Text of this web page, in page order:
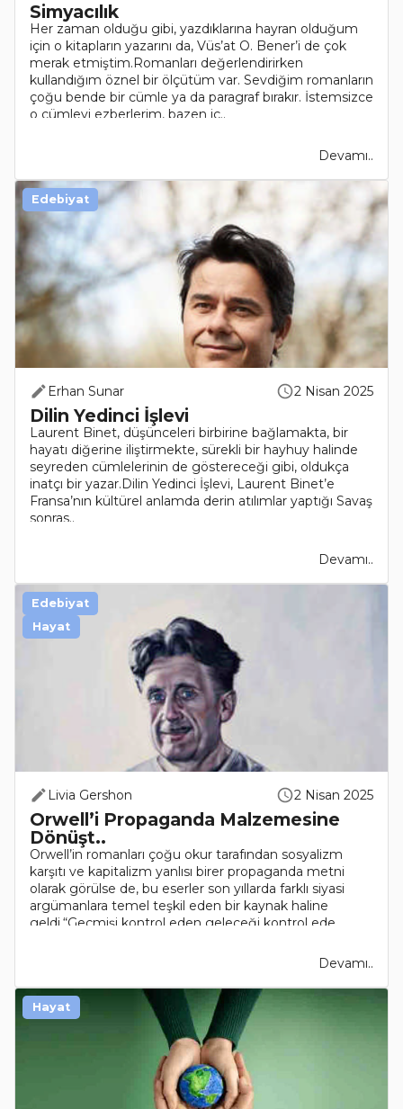
Simyacılık
Her zaman olduğu gibi, yazdıklarına hayran olduğum
için o kitapların yazarını da, Vüs’at O. Bener’i de çok
merak etmiştim.Romanları değerlendirirken
kullandığım öznel bir ölçütüm var. Sevdiğim romanların
çoğu bende bir cümle ya da paragraf bırakır. İstemsizce
o cümleyi ezberlerim, bazen iç..
Devamı..
Erhan Sunar 2 Nisan 2025
Dilin Yedinci İşlevi
Laurent Binet, düşünceleri birbirine bağlamakta, bir
hayatı diğerine iliştirmekte, sürekli bir hayhuy halinde
seyreden cümlelerinin de göstereceği gibi, oldukça
inatçı bir yazar.Dilin Yedinci İşlevi, Laurent Binet’e
Fransa’nın kültürel anlamda derin atılımlar yaptığı Savaş
sonras..
Devamı..
Edebiyat
Livia Gershon 2 Nisan 2025
Orwell’i Propaganda Malzemesine
Dönüşt..
Orwell’in romanları çoğu okur tarafından sosyalizm
karşıtı ve kapitalizm yanlısı birer propaganda metni
olarak görülse de, bu eserler son yıllarda farklı siyasi
argümanlara temel teşkil eden bir kaynak haline
geldi.“Geçmişi kontrol eden geleceği kontrol ede..
Devamı..
Edebiyat
Hayat
Hayat